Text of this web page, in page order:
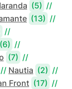
(5) //
(13) //
//
(6) //
(7) //
// Nautia (2) //
Front (17) //